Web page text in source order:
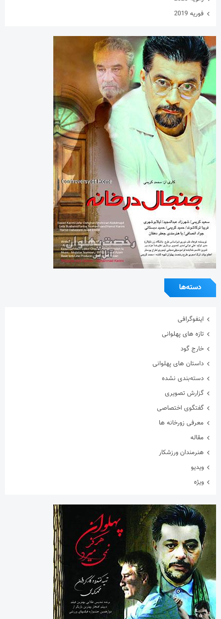
دسته‌ها
اینفوگرافی
تازه های پهلوانی
خارج گود
داستان های پهلوانی
دسته‌بندی نشده
گزارش تصویری
معرفی زورخانه ها
مقاله
هنرمندان ورزشکار
ویژه
ورزشی